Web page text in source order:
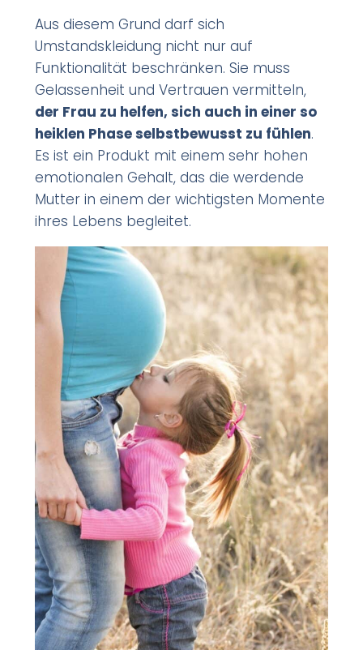
Aus diesem Grund darf sich
Umstandskleidung nicht nur auf
Funktionalität beschränken. Sie muss
Gelassenheit und Vertrauen vermitteln,
der Frau zu helfen, sich auch in einer so
heiklen Phase selbstbewusst zu fühlen.
Es ist ein Produkt mit einem sehr hohen
emotionalen Gehalt, das die werdende
Mutter in einem der wichtigsten Momente
ihres Lebens begleitet.